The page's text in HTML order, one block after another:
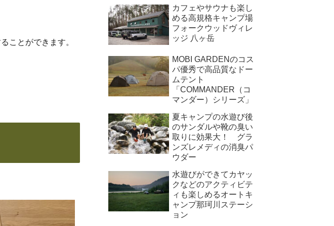
ことができます。
カフェやサウナも楽し
める高規格キャンプ場
フォークウッドヴィレ
ッジ 八ヶ岳
MOBI GARDENのコス
パ優秀で高品質なドー
ムテント
「COMMANDER（コ
マンダー）シリーズ」
夏キャンプの水遊び後
のサンダルや靴の臭い
取りに効果大！ グラ
ンズレメディの消臭パ
ウダー
水遊びができてカヤッ
クなどのアクティビテ
ィも楽しめるオートキ
ャンプ那珂川ステーシ
ョン